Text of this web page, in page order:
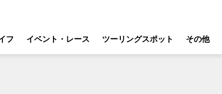
フ イベント・レース ツーリングスポット その他